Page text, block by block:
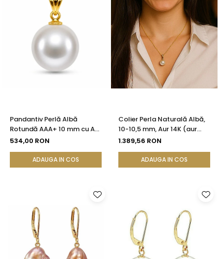
Pandantiv Perlă Albă
Rotundă AAA+ 10 mm cu Aur
14K (aur 585) | KASKADDA®
534,00 RON
ADAUGA IN COS
Colier Perla Naturală Albă,
10-10,5 mm, Aur 14K (aur
585) | KASKADDA®
1.389,56 RON
ADAUGA IN COS